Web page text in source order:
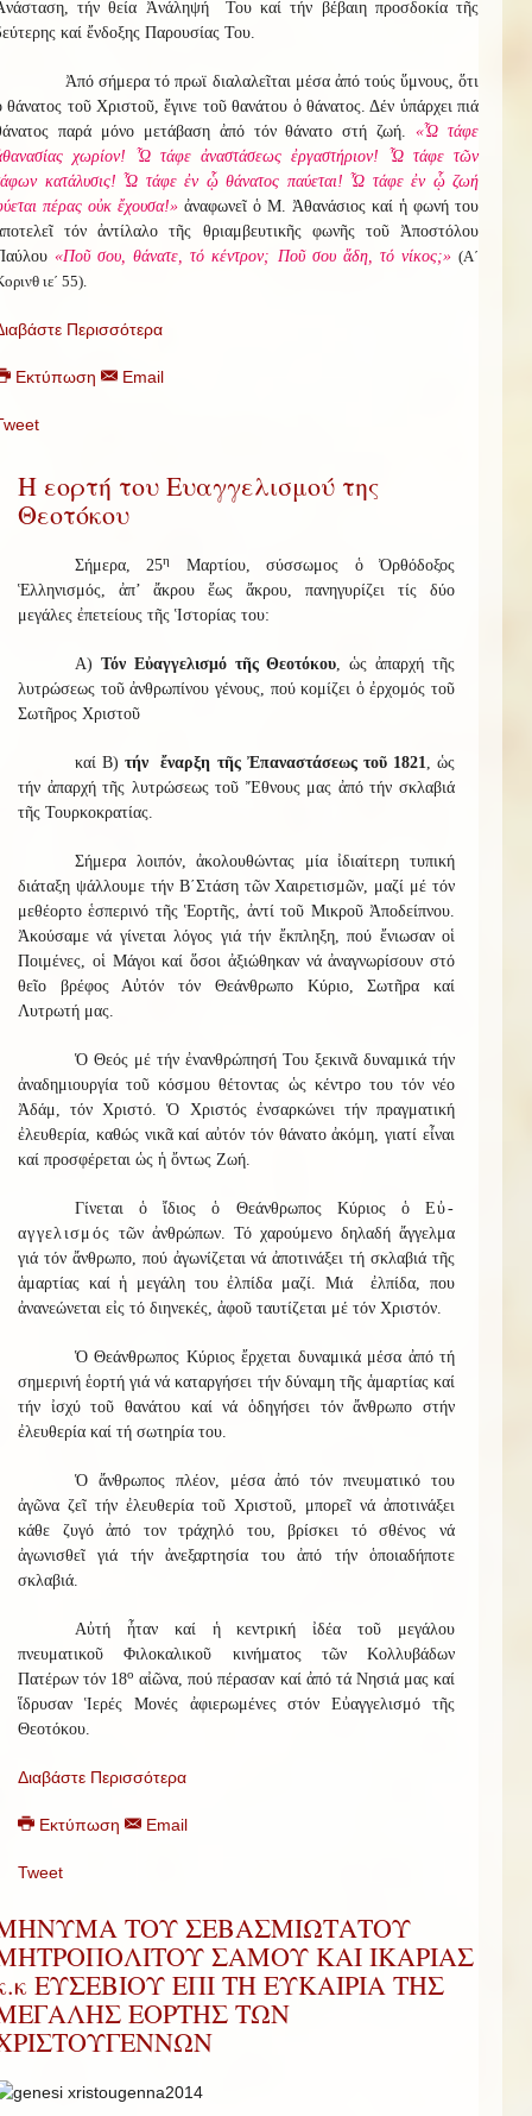
τήν θεία Ἀνάληψή Του καί τήν βέβαιη προσδοκία τῆς
καί ἔνδοξης Παρουσίας Του.
Ἀπό σήμερα τό πρωϊ διαλαλεῖται μέσα ἀπό τούς ὕμνους, ὅτι
θάνατος τοῦ Χριστοῦ, ἔγινε τοῦ θανάτου ὁ θάνατος. Δέν ὑπάρχει πιά
παρά μόνο μετάβαση ἀπό τόν θάνατο στή ζωή.«Ὦ τάφε
χωρίον! Ὦ τάφε ἀναστάσεως ἐργαστήριον! Ὦ τάφε τῶν
κατάλυσις! Ὦ τάφε ἐν ᾧ θάνατος παύεται! Ὦ τάφε ἐν ᾧ ζωή
πέρας οὐκ ἔχουσα!» ἀναφωνεῖ ὁ Μ. Ἀθανάσιος καί ἡ φωνή του
τόν ἀντίλαλο τῆς θριαμβευτικῆς φωνῆς τοῦ Ἀποστόλου
«Ποῦ σου, θάνατε, τό κέντρον; Ποῦ σου ἅδη, τό νίκος;» (Α΄
ιε΄ 55).
Περισσότερα
Εκτύπωση Email
Η εορτή του Ευαγγελισμού της
Θεοτόκου
Σήμερα, 25η
Μαρτίου, σύσσωμος ὁ Ὀρθόδοξος
Ἑλληνισμός, ἀπ’ ἄκρου ἕως ἄκρου, πανηγυρίζει τίς δύο
μεγάλες ἐπετείους τῆς Ἱστορίας του:
Α) Τόν Εὐαγγελισμό τῆς Θεοτόκου, ὡς ἀπαρχή τῆς
λυτρώσεως τοῦ ἀνθρωπίνου γένους, πού κομίζει ὁ ἐρχομός τοῦ
Σωτῆρος Χριστοῦ
καί Β)τήν ἔναρξη τῆς Ἐπαναστάσεως τοῦ 1821, ὡς
τήν ἀπαρχή τῆς λυτρώσεως τοῦ Ἔθνους μας ἀπό τήν σκλαβιά
τῆς Τουρκοκρατίας.
Σήμερα λοιπόν, ἀκολουθώντας μία ἰδιαίτερη τυπική
διάταξη ψάλλουμε τήν Β΄Στάση τῶν Χαιρετισμῶν, μαζί μέ τόν
μεθέορτο ἑσπερινό τῆς Ἑορτῆς, ἀντί τοῦ Μικροῦ Ἀποδείπνου.
Ἀκούσαμε νά γίνεται λόγος γιά τήν ἔκπληξη, πού ἔνιωσαν οἱ
Ποιμένες, οἱ Μάγοι καί ὅσοι ἀξιώθηκαν νά ἀναγνωρίσουν στό
θεῖο βρέφος Αὐτόν τόν Θεάνθρωπο Κύριο, Σωτῆρα καί
Λυτρωτή μας.
Ὁ Θεός μέ τήν ἐνανθρώπησή Του ξεκινᾶ δυναμικά τήν
ἀναδημιουργία τοῦ κόσμου θέτοντας ὡς κέντρο του τόν νέο
Ἀδάμ, τόν Χριστό. Ὁ Χριστός ἐνσαρκώνει τήν πραγματική
ἐλευθερία, καθώς νικᾶ καί αὐτόν τόν θάνατο ἀκόμη, γιατί εἶναι
καί προσφέρεται ὡς ἡ ὄντως Ζωή.
Γίνεται ὁ ἴδιος ὁ Θεάνθρωπος Κύριος ὁ Εὐ-
αγγελισμός τῶν ἀνθρώπων. Τό χαρούμενο δηλαδή ἄγγελμα
γιά τόν ἄνθρωπο, πού ἀγωνίζεται νά ἀποτινάξει τή σκλαβιά τῆς
ἁμαρτίας καί ἡ μεγάλη του ἐλπίδα μαζί. Μιά ἐλπίδα, που
ἀνανεώνεται εἰς τό διηνεκές, ἀφοῦ ταυτίζεται μέ τόν Χριστόν.
Ὁ Θεάνθρωπος Κύριος ἔρχεται δυναμικά μέσα ἀπό τή
σημερινή ἑορτή γιά νά καταργήσει τήν δύναμη τῆς ἁμαρτίας καί
τήν ἰσχύ τοῦ θανάτου καί νά ὁδηγήσει τόν ἄνθρωπο στήν
ἐλευθερία καί τή σωτηρία του.
Ὁ ἄνθρωπος πλέον, μέσα ἀπό τόν πνευματικό του
ἀγῶνα ζεῖ τήν ἐλευθερία τοῦ Χριστοῦ, μπορεῖ νά ἀποτινάξει
κάθε ζυγό ἀπό τον τράχηλό του, βρίσκει τό σθένος νά
ἀγωνισθεῖ γιά τήν ἀνεξαρτησία του ἀπό τήν ὁποιαδήποτε
σκλαβιά.
Αὐτή ἦταν καί ἡ κεντρική ἰδέα τοῦ μεγάλου
πνευματικοῦ Φιλοκαλικοῦ κινήματος τῶν Κολλυβάδων
Πατέρων τόν 18ο αἰῶνα, πού πέρασαν καί ἀπό τά Νησιά μας καί
ἵδρυσαν Ἱερές Μονές ἀφιερωμένες στόν Εὐαγγελισμό τῆς
Θεοτόκου.
Διαβάστε Περισσότερα
Εκτύπωση Email
Tweet
ΤΟΥ ΣΕΒΑΣΜΙΩΤΑΤΟΥ
ΣΑΜΟΥ ΚΑΙ ΙΚΑΡΙΑΣ
ΕΥΣΕΒΙΟΥ ΕΠΙ ΤΗ ΕΥΚΑΙΡΙΑ ΤΗΣ
ΕΟΡΤΗΣ ΤΩΝ